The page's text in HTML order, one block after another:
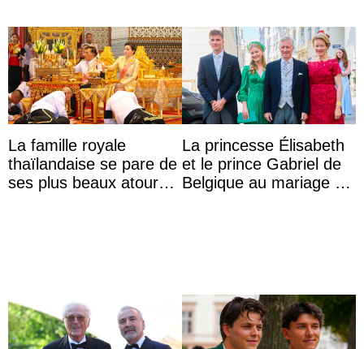
La famille royale
thaïlandaise se pare de
ses plus beaux atours
La princesse Élisabeth
et le prince Gabriel de
Belgique au mariage de